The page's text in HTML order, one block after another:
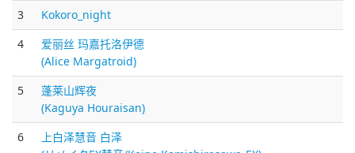
3
Kokoro_night
4
爱丽丝 玛嘉托洛伊德
(Alice Margatroid)
5
蓬莱山辉夜
(Kaguya Houraisan)
6
上白泽慧音 白泽